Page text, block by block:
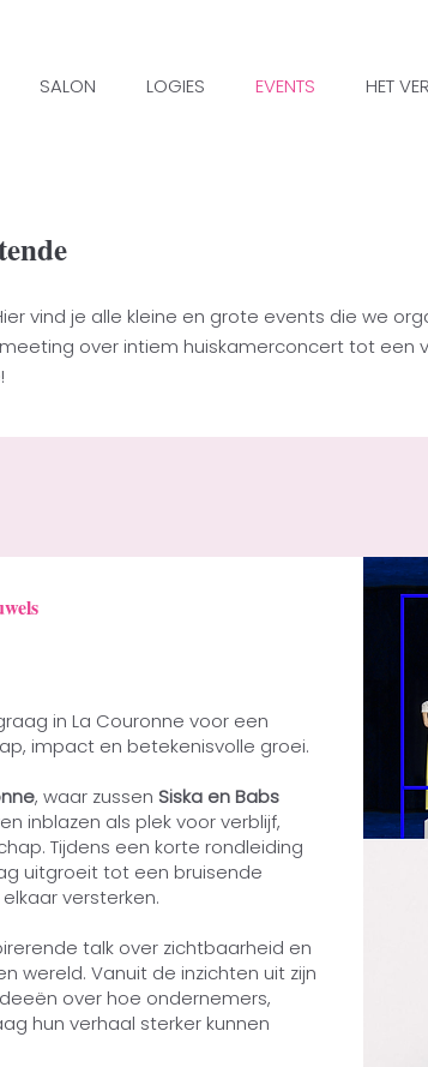
SALON LOGIES EVENTS HET
vind je alle kleine en grote events die we
over intiem huiskamerconcert tot een
in La Couronne voor een
impact en betekenisvolle groei.
, waar zussen Siska en Babs
inblazen als plek voor verblijf,
Tijdens een korte rondleiding
uitgroeit tot een bruisende
versterken.
talk over zichtbaarheid en
wereld. Vanuit de inzichten uit zijn
over hoe ondernemers,
hun verhaal sterker kunnen